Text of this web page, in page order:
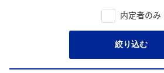
内定者のみ
絞り込む